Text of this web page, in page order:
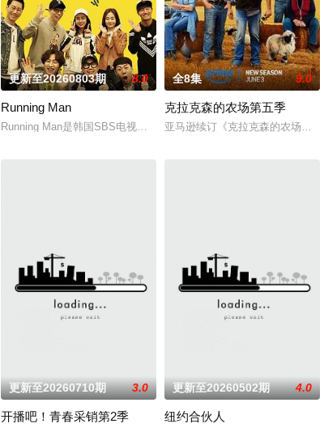
更新至20260803期 8.0
Running Man
Running Man是韩国SBS电视台周末娱乐节目《星期天真好》新的版
全8集 9.0
克拉克森的农场第五季
亚马逊续订《克拉克森的农场》第
更新至20260710期 3.0
开播吧！青春采销第2季
更新至20260502期 4.0
纽约合伙人